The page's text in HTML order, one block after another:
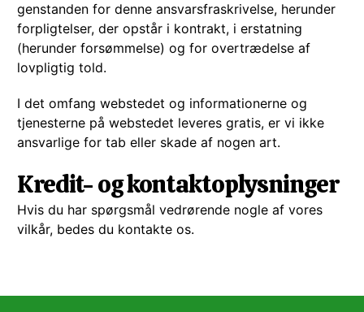
genstanden for denne ansvarsfraskrivelse, herunder
forpligtelser, der opstår i kontrakt, i erstatning
(herunder forsømmelse) og for overtrædelse af
lovpligtig told.
I det omfang webstedet og informationerne og
tjenesterne på webstedet leveres gratis, er vi ikke
ansvarlige for tab eller skade af nogen art.
Kredit- og kontaktoplysninger
Hvis du har spørgsmål vedrørende nogle af vores
vilkår, bedes du kontakte os.